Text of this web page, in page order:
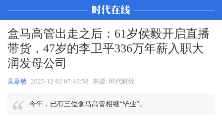
盒马高管出走之后：61岁侯毅开启直播
带货，47岁的李卫平336万年薪入职大
润发母公司
吴嘉敏 2025-12-02 07:45:58 来源: 时代财经
今年，已有三位盒马高管相继“毕业”。